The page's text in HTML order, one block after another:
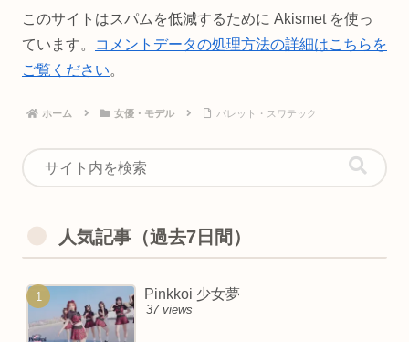
このサイトはスパムを低減するために Akismet を使っ
ています。
コメントデータの処理方法の詳細はこちらを
ご覧ください。
ホーム 女優・モデル バレット・スワテック
人気記事（過去7日間）
Pinkkoi 少女夢
37 views